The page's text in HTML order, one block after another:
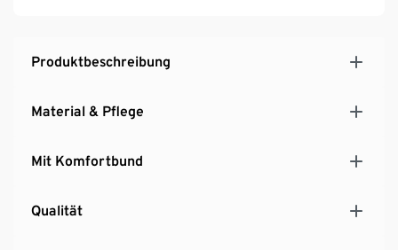
Produktbeschreibung
Material & Pflege
Mit Komfortbund
Qualität